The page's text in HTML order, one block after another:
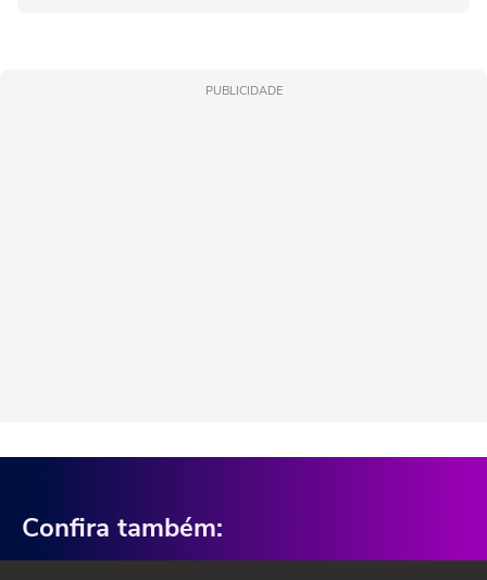
PUBLICIDADE
Confira também: